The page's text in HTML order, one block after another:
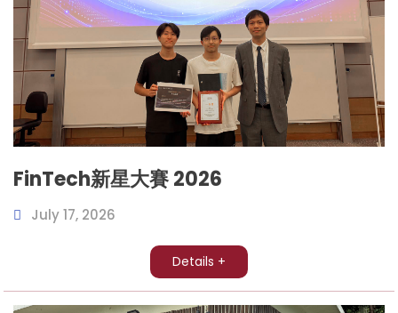
FinTech新星大賽 2026
July 17, 2026
Details +